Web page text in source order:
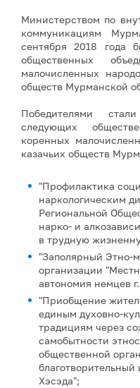
Министерством по
коммуникациям
сентября 2018 года
общественных
малочисленных
обществ Мурманской
Победителями
следующих
коренных
казачьих обществ
"Профилактика
наркологическим
Региональной
нарко- и
в трудную
"Заполярный Этно-
организации
автономия немцев
"Приобщение
единым духовно-
традициям через
самобытности
общественной
Хэсэда";